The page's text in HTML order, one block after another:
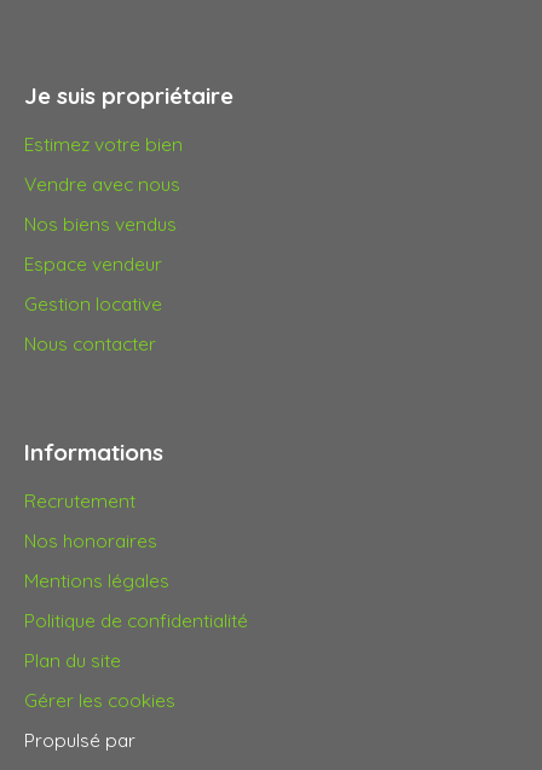
Je suis propriétaire
Estimez votre bien
Vendre avec nous
Nos biens vendus
Espace vendeur
Gestion locative
Nous contacter
Informations
Recrutement
Nos honoraires
Mentions légales
Politique de confidentialité
Plan du site
Gérer les cookies
Propulsé par